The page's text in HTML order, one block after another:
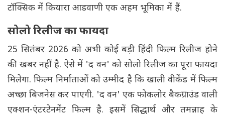
टॉक्सिक में कियारा आडवाणी एक अहम भूमिका में हैं.
सोलो रिलीज का फायदा
25 सितंबर 2026 को अभी कोई बड़ी हिंदी फिल्म रिलीज होने
की खबर नहीं है. ऐसे में 'द वन' को सोलो रिलीज का पूरा फायदा
मिलेगा. फिल्म निर्माताओं को उम्मीद है कि खाली वीकेंड में फिल्म
अच्छा बिजनेस कर पाएगी. 'द वन' एक फोकलोर बैकग्राउंड वाली
एक्शन-एंटरटेनमेंट फिल्म है. इसमें सिद्धार्थ और तमन्नाह के